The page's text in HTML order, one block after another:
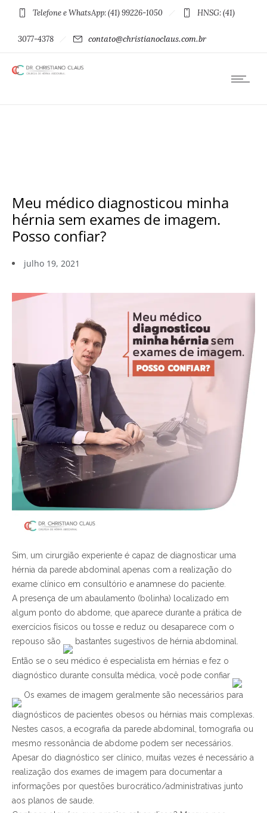
Telefone e WhatsApp: (41) 99226-1050 HNSG: (41)
3077-4378 contato@christianoclaus.com.br
Meu médico diagnosticou minha
hérnia sem exames de imagem.
Posso confiar?
julho 19, 2021
Sim, um cirurgião experiente é capaz de diagnosticar uma
hérnia da parede abdominal apenas com a realização do
exame clínico em consultório e anamnese do paciente.
A presença de um abaulamento (bolinha) localizado em
algum ponto do abdome, que aparece durante a prática de
exercícios físicos ou tosse e reduz ou desaparece com o
repouso são
bastantes sugestivos de hérnia abdominal.
Então se o seu médico é especialista em hérnias e fez o
diagnóstico durante consulta médica, você pode confiar
Os exames de imagem geralmente são necessários para
diagnósticos de pacientes obesos ou hérnias mais complexas.
Nestes casos, a ecografia da parede abdominal, tomografia ou
mesmo ressonância de abdome podem ser necessários.
Apesar do diagnóstico ser clínico, muitas vezes é necessário a
realização dos exames de imagem para documentar a
informações por questões burocrático/administrativas junto
aos planos de saude.